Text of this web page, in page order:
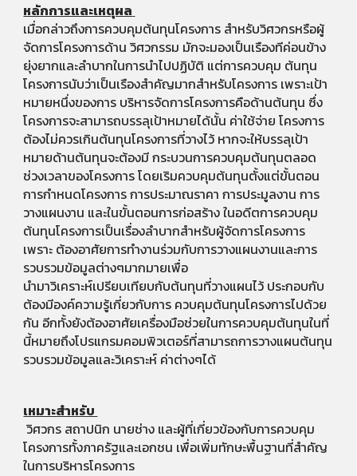
หลักการและเหตุผล
เมื่อกล่าวถึงการควบคุมต้นทุนโครงการ สําหรับวิศวกรหรือผู้
จัดการโครงการด้าน วิศวกรรม มักจะมองเป็นเรืองทีค่อนข้าง
ยุ่งยากและลําบากในการนําไปปฏิบัติ แต่การควบคุม ต้นทุน
โครงการนับว่าเป็นเรืองสําคัญมากสําหรับโครงการ เพราะเป้า
หมายหนึ่งของการ บริหารจัดการโครงการคือด้านต้นทุน ซึ่ง
โครงการจะสามารถบรรลุเป้าหมายได้นั้น ค่าใช้จ่าย โครงการ
ต้องไม่ควรเกินต้นทุนโครงการที่วางไว้ หากจะให้บรรลุเป้า
หมายด้านต้นทุนจะต้องมี กระบวนการควบคุมต้นทุนตลอด
ช่วงเวลาของโครงการ โดยเริมควบคุมต้นทุนตั้งแต่ขั้นตอน
การกําหนดโครงการ การประมาณราคา การประมูลงาน การ
วางแผนงาน และในขั้นตอนการก่อสร้าง ในอดีตการควบคุม
ต้นทุนโครงการเป็นเรื่องลําบากสําหรับผู้จัดการโครงการ
เพราะ ต้องอาศัยการทํางานร่วมกับการวางแผนงานและการ
รวบรวมข้อมูลต่างๆมากมายเพื่อ
นํามาวิเคราะห์เปรียบเทียบกับต้นทุนที่วางแผนไว้ ประกอบกับ
ต้องมีองค์ความรู้เกี่ยวกับการ ควบคุมต้นทุนโครงการไปด้วย
กัน อีกทั้งยังต้องอาศัยเครื่องมือช่วยในการควบคุมต้นทุนในที่
นี้หมายถึงโปรแกรมคอมพิวเตอร์ที่สามารถการวางแผนต้นทุน
รวบรวมข้อมูลและวิเคราะห์ ค่าต่างๆได้
เหมาะสำหรับ
วิศวกร สถาปนิก นายช่าง และผู้ที่เกี่ยวข้องกับการควบคุม
โครงการทั้งภาครัฐและเอกชน เพื่อเพิ่มทักษะพื้นฐานที่สำคัญ
ในการบริหารโครงการ